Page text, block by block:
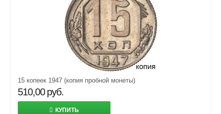
15 копеек 1947 (копия пробной монеты)
510,00 руб.
КУПИТЬ